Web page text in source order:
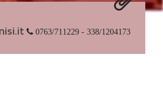
0763/711229 - 338/1204173